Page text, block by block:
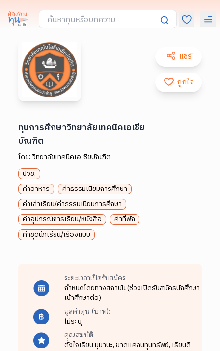
แชร์
ถูกใจ
ทุนการศึกษาวิทยาลัยเทคนิคเอเชีย
บัณฑิต
โดย:วิทยาลัยเทคนิคเอเชียบัณฑิต
ปวช.
ค่าอาหาร
ค่าธรรมเนียมการศึกษา
ค่าเล่าเรียน/ค่าธรรมเนียมการศึกษา
ค่าอุปกรณ์การเรียน/หนังสือ
ค่าที่พัก
ค่าชุดนักเรียน/เรื่องแบบ
ระยะเวลาเปิดรับสมัคร:
กำหนดโดยทางสถาบัน (ช่วงเปิดรับสมัครนักศึกษา
เข้าศึกษาต่อ)
มูลค่าทุน (บาท):
ไม่ระบุ
คุณสมบัติ:
ตั้งใจเรียน มุมานะ,ขาดแคลนทุนทรัพย์, เรียนดี